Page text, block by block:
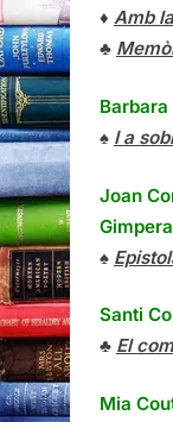
♦ Amb
♣
♠ I a
Joan
Gimpera
♠
Santi
♣ El
Mia